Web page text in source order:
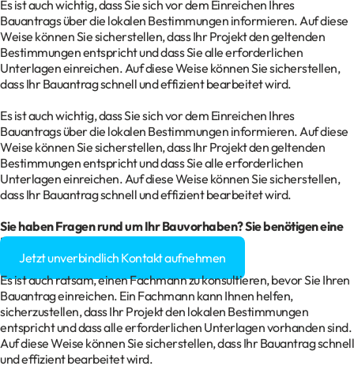
Es ist auch wichtig, dass Sie sich vor dem Einreichen Ihres
Bauantrags über die lokalen Bestimmungen informieren. Auf diese
Weise können Sie sicherstellen, dass Ihr Projekt den geltenden
Bestimmungen entspricht und dass Sie alle erforderlichen
Unterlagen einreichen. Auf diese Weise können Sie sicherstellen,
dass Ihr Bauantrag schnell und effizient bearbeitet wird.
Es ist auch wichtig, dass Sie sich vor dem Einreichen Ihres
Bauantrags über die lokalen Bestimmungen informieren. Auf diese
Weise können Sie sicherstellen, dass Ihr Projekt den geltenden
Bestimmungen entspricht und dass Sie alle erforderlichen
Unterlagen einreichen. Auf diese Weise können Sie sicherstellen,
dass Ihr Bauantrag schnell und effizient bearbeitet wird.
Sie haben Fragen rund um Ihr Bauvorhaben? Sie benötigen eine
Baugenehmigung?
Jetzt unverbindlich Kontakt aufnehmen
Es ist auch ratsam, einen Fachmann zu konsultieren, bevor Sie Ihren
Bauantrag einreichen. Ein Fachmann kann Ihnen helfen,
sicherzustellen, dass Ihr Projekt den lokalen Bestimmungen
entspricht und dass alle erforderlichen Unterlagen vorhanden sind.
Auf diese Weise können Sie sicherstellen, dass Ihr Bauantrag schnell
und effizient bearbeitet wird.